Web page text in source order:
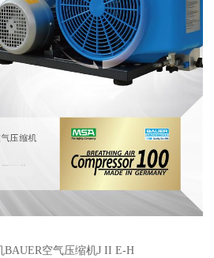
BAUER空气压缩机J II E-H